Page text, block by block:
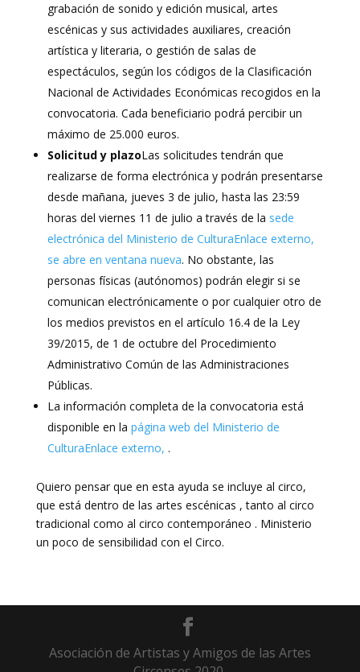
grabación de sonido y edición musical, artes
escénicas y sus actividades auxiliares, creación
artística y literaria, o gestión de salas de
espectáculos, según los códigos de la Clasificación
Nacional de Actividades Económicas recogidos en la
convocatoria. Cada beneficiario podrá percibir un
máximo de 25.000 euros.
Solicitud y plazoLas solicitudes tendrán que
realizarse de forma electrónica y podrán presentarse
desde mañana, jueves 3 de julio, hasta las 23:59
horas del viernes 11 de julio a través de la sede
electrónica del Ministerio de CulturaEnlace externo,
se abre en ventana nueva. No obstante, las
personas físicas (autónomos) podrán elegir si se
comunican electrónicamente o por cualquier otro de
los medios previstos en el artículo 16.4 de la Ley
39/2015, de 1 de octubre del Procedimiento
Administrativo Común de las Administraciones
Públicas.
La información completa de la convocatoria está
disponible en la página web del Ministerio de
CulturaEnlace externo, .
Quiero pensar que en esta ayuda se incluye al circo,
que está dentro de las artes escénicas , tanto al circo
tradicional como al circo contemporáneo . Ministerio
un poco de sensibilidad con el Circo.
Asociación de Artistas y Amigos de las Artes